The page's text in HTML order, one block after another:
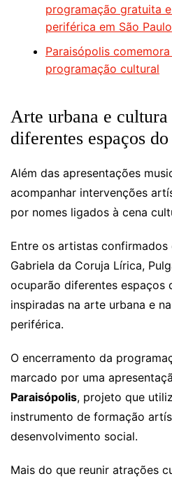
programação gratuita
periférica em São Paulo
Paraisópolis
programação cultural
Arte urbana e cultura
diferentes espaços
Além das apresentações
acompanhar intervenções
por nomes ligados à cena
Entre os artistas confirmados
Gabriela da Coruja Lírica,
ocuparão diferentes espaços
inspiradas na arte urbana e
periférica.
O encerramento da
marcado por uma
Paraisópolis, projeto que
instrumento de formação
desenvolvimento social.
Mais do que reunir atrações